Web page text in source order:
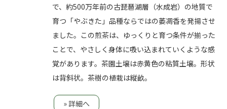
で、約500万年前の古琵琶湖層（水成岩）の地質で
育つ「やぶきた」品種ならではの萎凋香を発揚させ
ました。この煎茶は、ゆっくりと育つ条件が揃った
ことで、やさしく身体に吸い込まれていくような感
覚があります。茶園土壌は赤黄色の粘質土壌。形状
は背斜状。茶樹の植栽は縦畝。
» 詳細へ